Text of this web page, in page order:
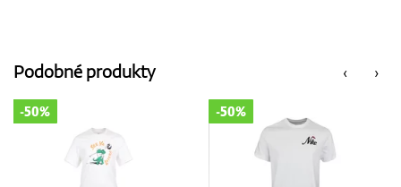
‹
Podobné produkty ›
-50% -50%